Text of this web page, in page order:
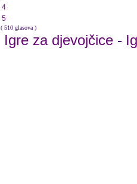
4
5
( 510 glasova )
Igre za djevojčice -